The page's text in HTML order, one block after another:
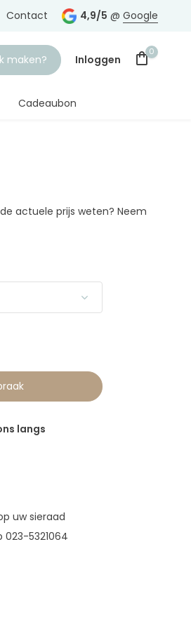
verzending vanaf € 75,-
Contact 4,9/5 @ Google
maken? Inloggen
0
Cadeaubon
actuele prijs weten? Neem
langs
uw sieraad
023-5321064